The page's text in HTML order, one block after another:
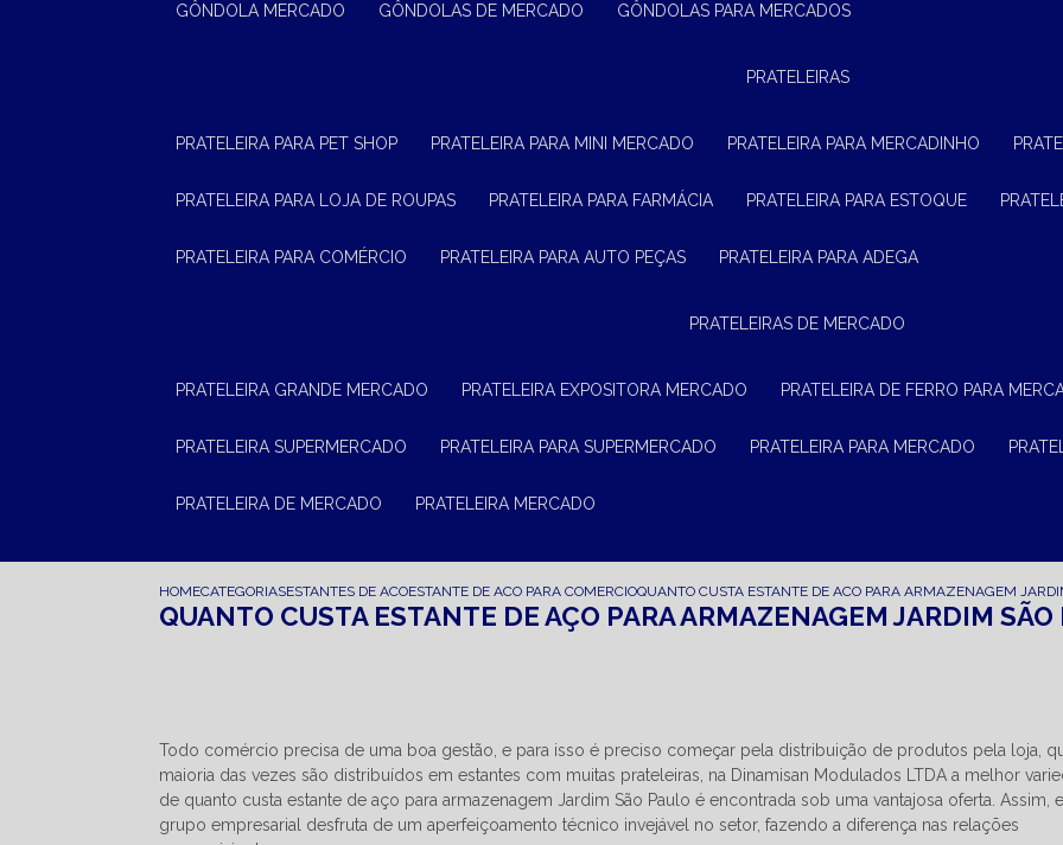
GÔNDOLA MERCADO GÔNDOLAS DE MERCADO GÔNDOLAS PARA MERCADOS
PRATELEIRAS
PRATELEIRA PARA PET SHOP PRATELEIRA PARA MINI MERCADO PRATELEIRA PARA MERCADINHO
PRATELEIRA PARA LOJA DE ROUPAS PRATELEIRA PARA FARMÁCIA PRATELEIRA PARA ESTOQUE
PRATELEIRA PARA COMÉRCIO PRATELEIRA PARA AUTO PEÇAS PRATELEIRA PARA ADEGA
PRATELEIRAS DE MERCADO
PRATELEIRA GRANDE MERCADO PRATELEIRA EXPOSITORA MERCADO PRATELEIRA DE FERRO PARA
PRATELEIRA SUPERMERCADO PRATELEIRA PARA SUPERMERCADO PRATELEIRA PARA MERCADO
PRATELEIRA DE MERCADO PRATELEIRA MERCADO
HOMECATEGORIASESTANTES DE ACOESTANTE DE ACO PARA COMERCIOQUANTO CUSTA ESTANTE DE ACO PARA ARMAZENAGEM
QUANTO CUSTA ESTANTE DE AÇO PARA ARMAZENAGEM JARDIM SÃO
Todo comércio precisa de uma boa gestão, e para isso é preciso começar pela distribuição de produtos pela loja,
maioria das vezes são distribuídos em estantes com muitas prateleiras, na Dinamisan Modulados LTDA a melhor
de quanto custa estante de aço para armazenagem Jardim São Paulo é encontrada sob uma vantajosa oferta. Assim,
grupo empresarial desfruta de um aperfeiçoamento técnico invejável no setor, fazendo a diferença nas relações